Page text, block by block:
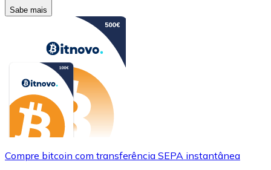
Sabe mais
Compre bitcoin com transferência SEPA instantânea